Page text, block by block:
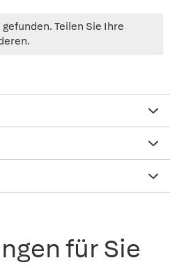
Teilen Sie Ihre
für Sie